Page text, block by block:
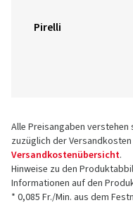
Pirelli
Alle Preisangaben
zuzüglich der
Versandkostenübersicht.
Hinweise zu den
Informationen auf den
* 0,085 Fr./Min. aus dem